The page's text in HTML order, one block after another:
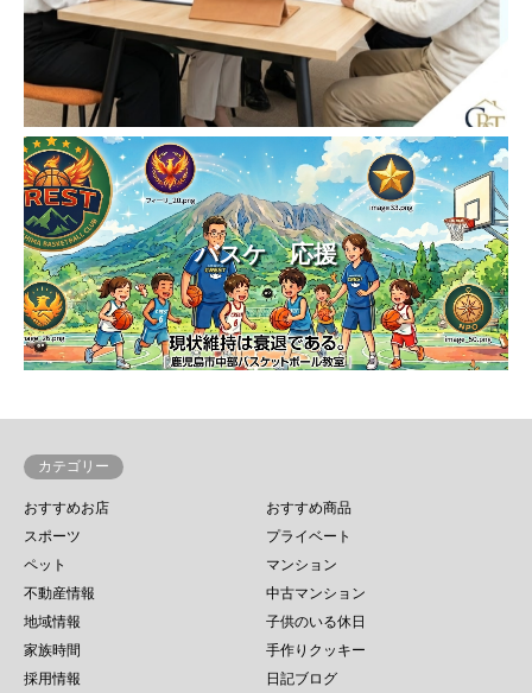
バスケ 応援
カテゴリー
おすすめお店
おすすめ商品
スポーツ
プライベート
ペット
マンション
不動産情報
中古マンション
地域情報
子供のいる休日
家族時間
手作りクッキー
採用情報
日記ブログ